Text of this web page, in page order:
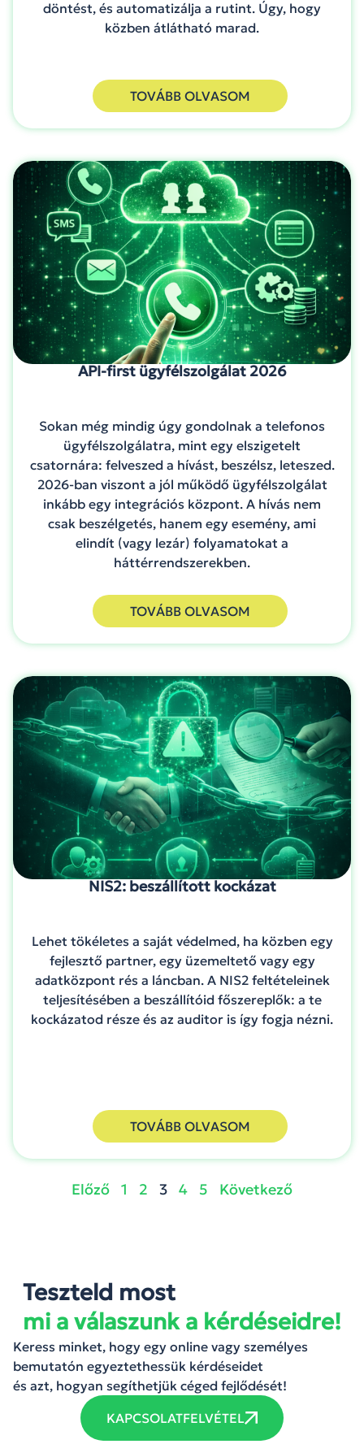
döntést, és automatizálja a rutint. Úgy, hogy
közben átlátható marad.
TOVÁBB OLVASOM
API-first ügyfélszolgálat 2026
Sokan még mindig úgy gondolnak a telefonos
ügyfélszolgálatra, mint egy elszigetelt
csatornára: felveszed a hívást, beszélsz, leteszed.
2026-ban viszont a jól működő ügyfélszolgálat
inkább egy integrációs központ. A hívás nem
csak beszélgetés, hanem egy esemény, ami
elindít (vagy lezár) folyamatokat a
háttérrendszerekben.
TOVÁBB OLVASOM
NIS2: beszállított kockázat
Lehet tökéletes a saját védelmed, ha közben egy
fejlesztő partner, egy üzemeltető vagy egy
adatközpont rés a láncban. A NIS2 feltételeinek
teljesítésében a beszállítóid főszereplők: a te
kockázatod része és az auditor is így fogja nézni.
TOVÁBB OLVASOM
Előző 1 2 3 4 5 Következő
Teszteld most
mi a válaszunk a kérdéseidre!
Keress minket, hogy egy online vagy személyes
bemutatón egyeztethessük kérdéseidet
és azt, hogyan segíthetjük céged fejlődését!
KAPCSOLATFELVÉTEL